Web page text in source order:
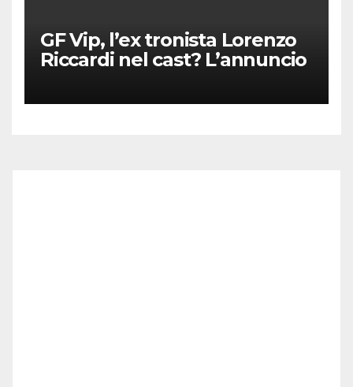
GF Vip, l’ex tronista Lorenzo
Riccardi nel cast? L’annuncio